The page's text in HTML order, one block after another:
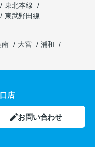
東北本線
東武野田線
南 大宮
浦和
店
お問い合わせ